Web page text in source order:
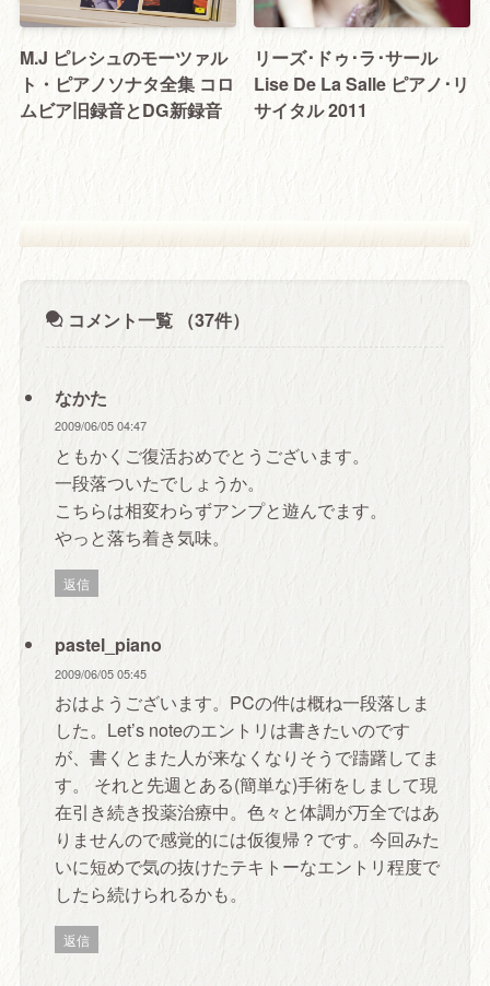
M.J ピレシュのモーツァル
ト・ピアノソナタ全集 コロ
ムビア旧録音とDG新録音
リーズ･ドゥ･ラ･サール
Lise De La Salle ピアノ･リ
サイタル 2011
コメント一覧 （37件）
なかた
2009/06/05 04:47
ともかくご復活おめでとうございます。
一段落ついたでしょうか。
こちらは相変わらずアンプと遊んでます。
やっと落ち着き気味。
返信
pastel_piano
2009/06/05 05:45
おはようございます。PCの件は概ね一段落しま
した。Let’s noteのエントリは書きたいのです
が、書くとまた人が来なくなりそうで躊躇してま
す。 それと先週とある(簡単な)手術をしまして現
在引き続き投薬治療中。色々と体調が万全ではあ
りませんので感覚的には仮復帰？です。今回みた
いに短めで気の抜けたテキトーなエントリ程度で
したら続けられるかも。
返信